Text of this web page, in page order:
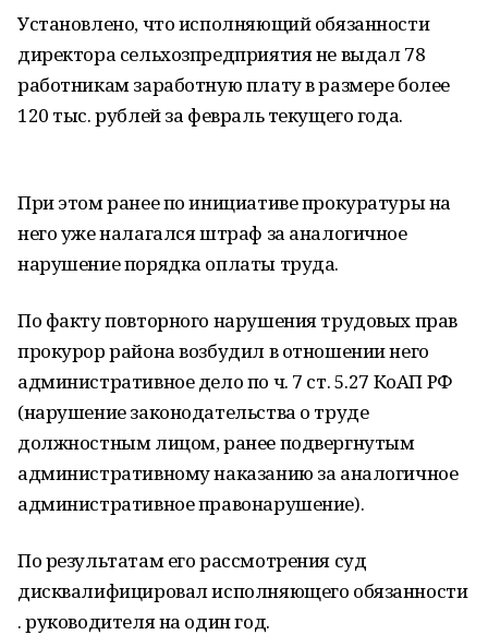
Установлено, что исполняющий обязанности
директора сельхозпредприятия не выдал 78
работникам заработную плату в размере более
120 тыс. рублей за февраль текущего года.
При этом ранее по инициативе прокуратуры на
него уже налагался штраф за аналогичное
нарушение порядка оплаты труда.
По факту повторного нарушения трудовых прав
прокурор района возбудил в отношении него
административное дело по ч. 7 ст. 5.27 КоАП РФ
(нарушение законодательства о труде
должностным лицом, ранее подвергнутым
административному наказанию за аналогичное
административное правонарушение).
По результатам его рассмотрения суд
дисквалифицировал исполняющего обязанности
. руководителя на один год.